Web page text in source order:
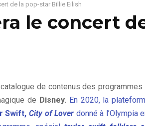
de la pop-star Billie Eilish
le concert
de contenus des programmes
de Disney. En 2020, la
Swift, City of Lover donné à l’Olympia